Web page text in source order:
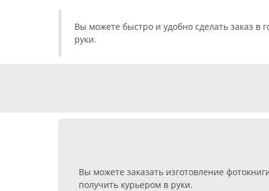
Вы можете быстро и удобно сделать заказ
руки.
Вы можете заказать изготовление
получить курьером в руки.